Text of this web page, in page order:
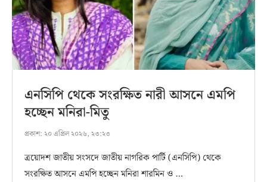
এনসিপি থেকে সংরক্ষিত নারী আসনে এমপি
হচ্ছেন মনিরা-মিতু
প্রকাশ: ২০ এপ্রিল ২০২৬, ২৩:২৩
ত্রয়োদশ জাতীয় সংসদে জাতীয় নাগরিক পার্টি (এনসিপি) থেকে
সংরক্ষিত আসনে এমপি হচ্ছেন মনিরা শারমিন ও …